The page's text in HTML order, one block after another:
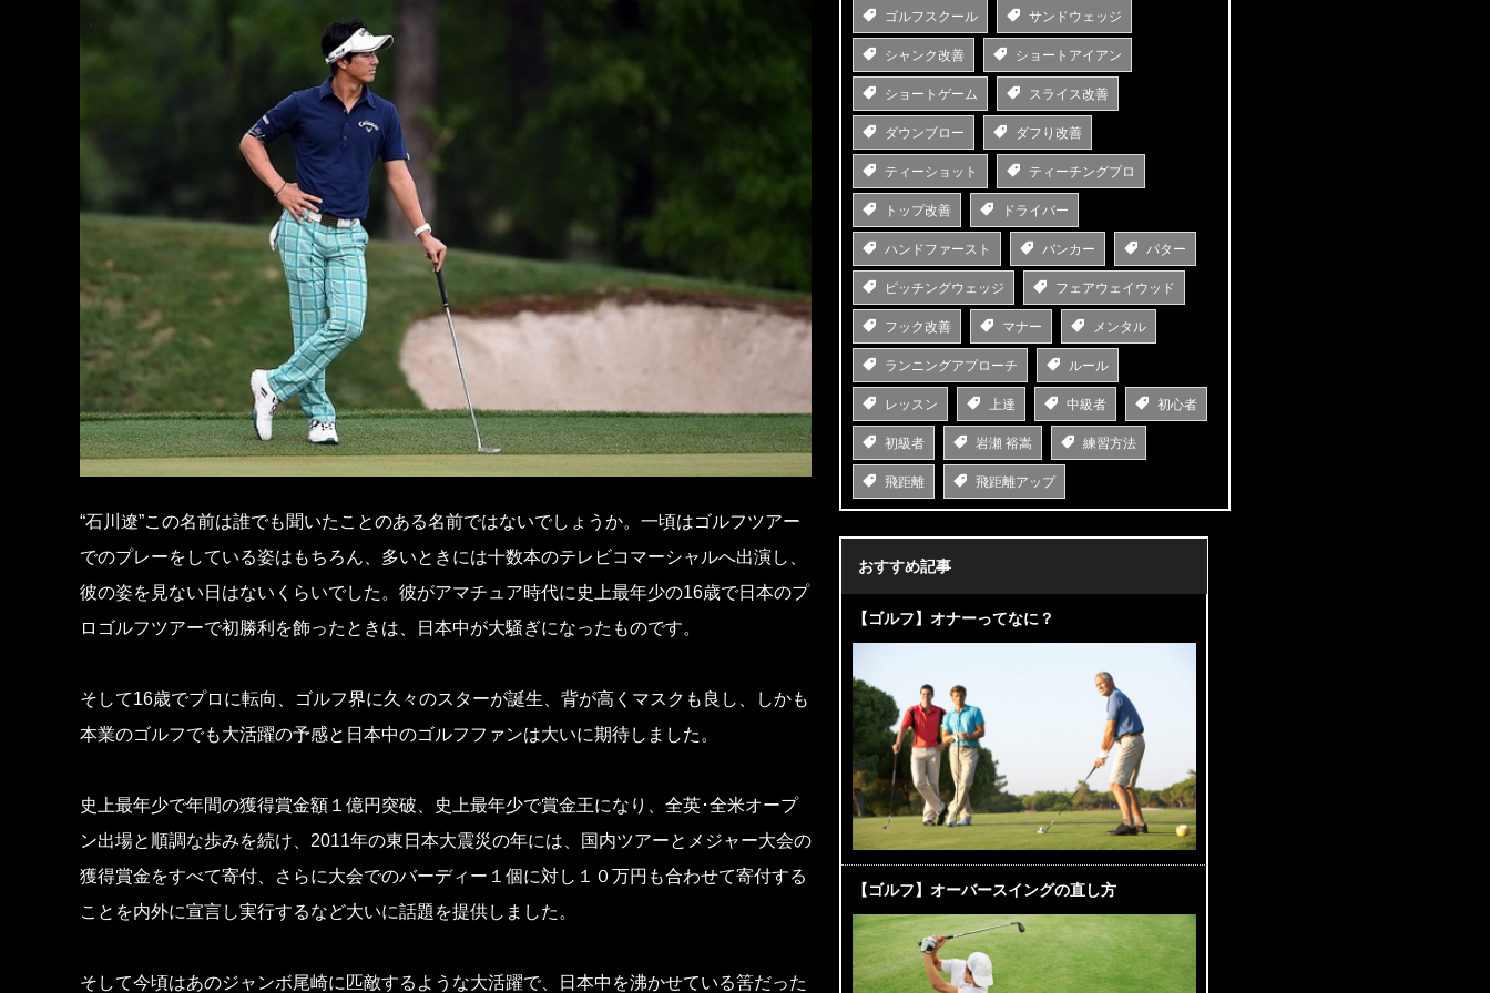
“石川遼”この名前は誰でも聞いたことのある名前ではないでしょうか。一頃はゴルフツアー
でのプレーをしている姿はもちろん、多いときには十数本のテレビコマーシャルへ出演し、
彼の姿を見ない日はないくらいでした。彼がアマチュア時代に史上最年少の16歳で日本のプ
ロゴルフツアーで初勝利を飾ったときは、日本中が大騒ぎになったものです。
そして16歳でプロに転向、ゴルフ界に久々のスターが誕生、背が高くマスクも良し、しかも
本業のゴルフでも大活躍の予感と日本中のゴルフファンは大いに期待しました。
史上最年少で年間の獲得賞金額１億円突破、史上最年少で賞金王になり、全英･全米オープ
ン出場と順調な歩みを続け、2011年の東日本大震災の年には、国内ツアーとメジャー大会の
獲得賞金をすべて寄付、さらに大会でのバーディー１個に対し１０万円も合わせて寄付する
ことを内外に宣言し実行するなど大いに話題を提供しました。
そして今頃はあのジャンボ尾崎に匹敵するような大活躍で、日本中を沸かせている筈だった
ゴルフスクール サンドウェッジ
シャンク改善 ショートアイアン
ショートゲーム スライス改善
ダウンブロー ダフり改善
ティーショット ティーチングプロ
トップ改善 ドライバー
ハンドファースト バンカー パター
ピッチングウェッジ フェアウェイウッド
フック改善 マナー メンタル
ランニングアプローチ ルール
レッスン 上達 中級者 初心者
初級者 岩瀬 裕嵩 練習方法
飛距離 飛距離アップ
おすすめ記事
【ゴルフ】オナーってなに？
【ゴルフ】オーバースイングの直し方